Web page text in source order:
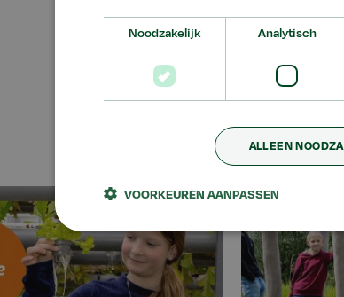
allebei belangrijk. Leerlingen gaan
Noodzakelijk Analytisch
ALLEEN
VOORKEUREN AANPASSEN